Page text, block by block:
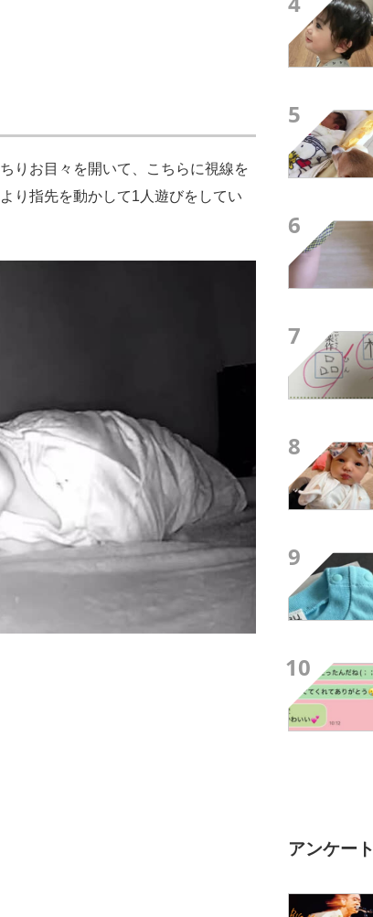
りお目々を開いて、こちらに視線を
り指先を動かして1人遊びをしてい
5
6
7
8
9
10
アンケート